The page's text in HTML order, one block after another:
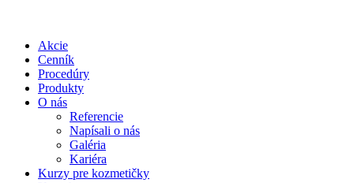
Akcie
Cenník
Procedúry
Produkty
O nás
Referencie
Napísali o nás
Galéria
Kariéra
Kurzy pre kozmetičky